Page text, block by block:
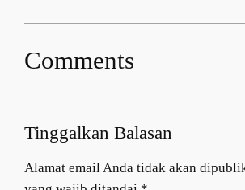
Comments
Tinggalkan Balasan
Alamat email Anda tidak akan